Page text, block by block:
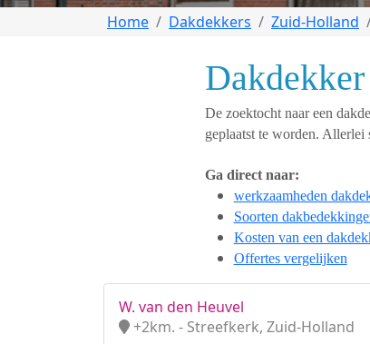
Home Dakdekkers Zuid-Holland
De zoektocht naar een
geplaatst te worden. Allerlei
Ga direct naar:
werkzaamheden
Soorten
Kosten van een
Offertes vergelijken
W. van den Heuvel
+2km. - Streefkerk, Zuid-Holland